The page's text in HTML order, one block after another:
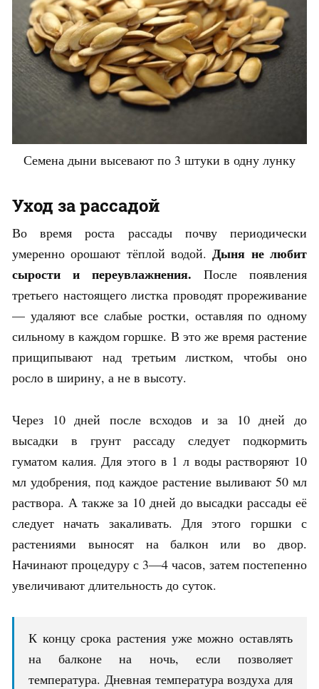
Семена дыни высевают по 3 штуки в одну лунку
Уход за рассадой
Во время роста рассады почву периодически
умеренно орошают тёплой водой.Дыня не любит
сырости и переувлажнения. После появления
третьего настоящего листка проводят прореживание
— удаляют все слабые ростки, оставляя по одному
сильному в каждом горшке. В это же время растение
прищипывают над третьим листком, чтобы оно
росло в ширину, а не в высоту.
Через 10 дней после всходов и за 10 дней до
высадки в грунт рассаду следует подкормить
гуматом калия. Для этого в 1 л воды растворяют 10
мл удобрения, под каждое растение выливают 50 мл
раствора. А также за 10 дней до высадки рассады её
следует начать закаливать. Для этого горшки с
растениями выносят на балкон или во двор.
Начинают процедуру с 3—4 часов, затем постепенно
увеличивают длительность до суток.
К концу срока растения уже можно оставлять
на балконе на ночь, если позволяет
температура. Дневная температура воздуха для